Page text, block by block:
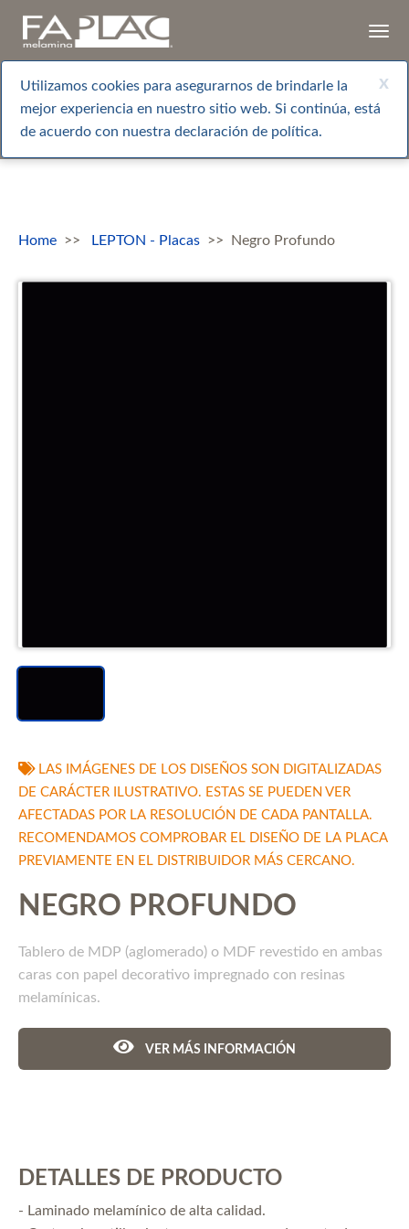
x
Utilizamos cookies para asegurarnos de brindarle la
mejor experiencia en nuestro sitio web. Si continúa, está
de acuerdo con nuestra declaración de política.
Home LEPTON - Placas Negro Profundo
LAS IMÁGENES DE LOS DISEÑOS SON DIGITALIZADAS
DE CARÁCTER ILUSTRATIVO. ESTAS SE PUEDEN VER
AFECTADAS POR LA RESOLUCIÓN DE CADA PANTALLA.
RECOMENDAMOS COMPROBAR EL DISEÑO DE LA PLACA
PREVIAMENTE EN EL DISTRIBUIDOR MÁS CERCANO.
NEGRO PROFUNDO
Tablero de MDP (aglomerado) o MDF revestido en ambas
caras con papel decorativo impregnado con resinas
melamínicas.
VER MÁS INFORMACIÓN
DETALLES DE PRODUCTO
- Laminado melamínico de alta calidad.